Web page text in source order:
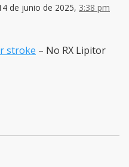
de junio de 2025, 3:38 pm
stroke – No RX Lipitor